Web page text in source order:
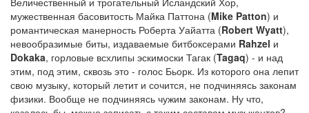
мужественная басовитость Майка Паттона (Mike Patton) и
романтическая манерность Роберта Уайатта (Robert Wyatt),
невообразимые биты, издаваемые битбоксерами Rahzel и
Dokaka, горловые всхлипы эскимоски Тагак (Tagaq) - и над
этим, под этим, сквозь это - голос Бьорк. Из которого она лепит
свою музыку, который летит и сочится, не подчиняясь законам
физики. Вообще не подчиняясь чужим законам. Ну что,